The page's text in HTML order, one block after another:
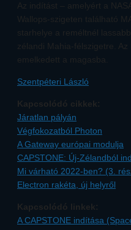
Az indítást – amelyért a
Wallops-szigeten található
starhelye a reméltnél
zélandi Mahia-félszigetre.
emelkedett a magasba.
Szentpéteri László
Kapcsolódó cikkek:
Járatlan pályán
Végfokozatból Photon
A Gateway európai modulja
CAPSTONE: Új-Zélandból
Mi várható 2022-ben? (3.
Electron rakéta, új helyről
Kapcsolódó linkek:
A CAPSTONE indítása